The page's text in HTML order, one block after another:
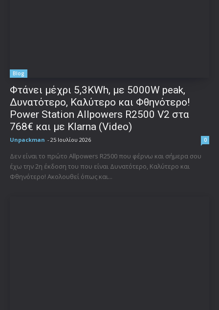
Blog
Φτάνει μέχρι 5,3KWh, με 5000W peak,
Δυνατότερο, Καλύτερο και Φθηνότερο!
Power Station Allpowers R2500 V2 στα
768€ και με Klarna (Video)
Unpackman - 25 Ιουλίου 2026 0
Δεν είναι το πρώτο Allpowers R2500 που φέρνω και σήμερα σου
έχω την 2η έκδοση του που είναι Δυνατότερο, Καλύτερο και
Φθηνότερο! Ακολουθεί όπως και...